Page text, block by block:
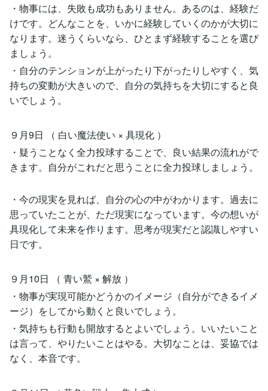
・物事には、失敗も成功もありません。あるのは、経験だ
けです。どんなことを、いかに経験していくのかが大切に
なります。迷うくらいなら、ひとまず経験することを選び
ましょう。
・自分のテンションが上がったり下がったりしやすく、気
持ちの変動が大きいので、自分の気持ちを大切にすると良
いでしょう。
９月9日 （ 白い魔法使い × 具現化 ）
・疑うことなく全力投球することで、良い結果の流れがで
きます。自分がこれだと思うことに全力投球しましょう。
・今の現実を見れば、自分の心の中がわかります。過去に
思っていたことが、ただ現実になっています。今の想いが
具現化して未来を作ります。思考が現実だと認識しやすい
日です。
９月10日 （ 青い鷲 × 解放 ）
・物事が実現可能かどうかのイメージ（自分ができるイメ
ージ）をしてから動くと良いでしょう。
・気持ちも行動も開放するとよいでしょう。いいたいこと
は言って、やりたいことはやる。大切なことは、妥協では
なく、本音です。